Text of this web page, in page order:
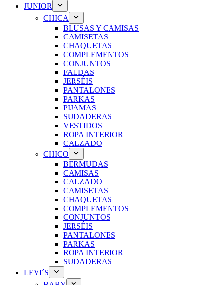
JUNIOR
CHICA
BLUSAS Y CAMISAS
CAMISETAS
CHAQUETAS
COMPLEMENTOS
CONJUNTOS
FALDAS
JERSÉIS
PANTALONES
PARKAS
PIJAMAS
SUDADERAS
VESTIDOS
ROPA INTERIOR
CALZADO
CHICO
BERMUDAS
CAMISAS
CALZADO
CAMISETAS
CHAQUETAS
COMPLEMENTOS
CONJUNTOS
JERSÉIS
PANTALONES
PARKAS
ROPA INTERIOR
SUDADERAS
LEVI´S